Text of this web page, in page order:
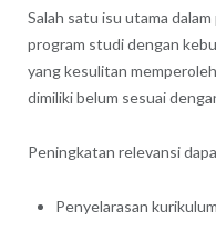
Salah satu isu utama
program studi dengan
yang kesulitan
dimiliki belum sesuai
Peningkatan relevansi
Penyelarasan